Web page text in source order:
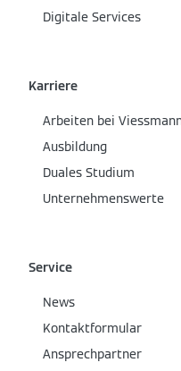
Digitale Services
Karriere
Arbeiten bei
Ausbildung
Duales Studium
Unternehmenswerte
Service
News
Kontaktformular
Ansprechpartner